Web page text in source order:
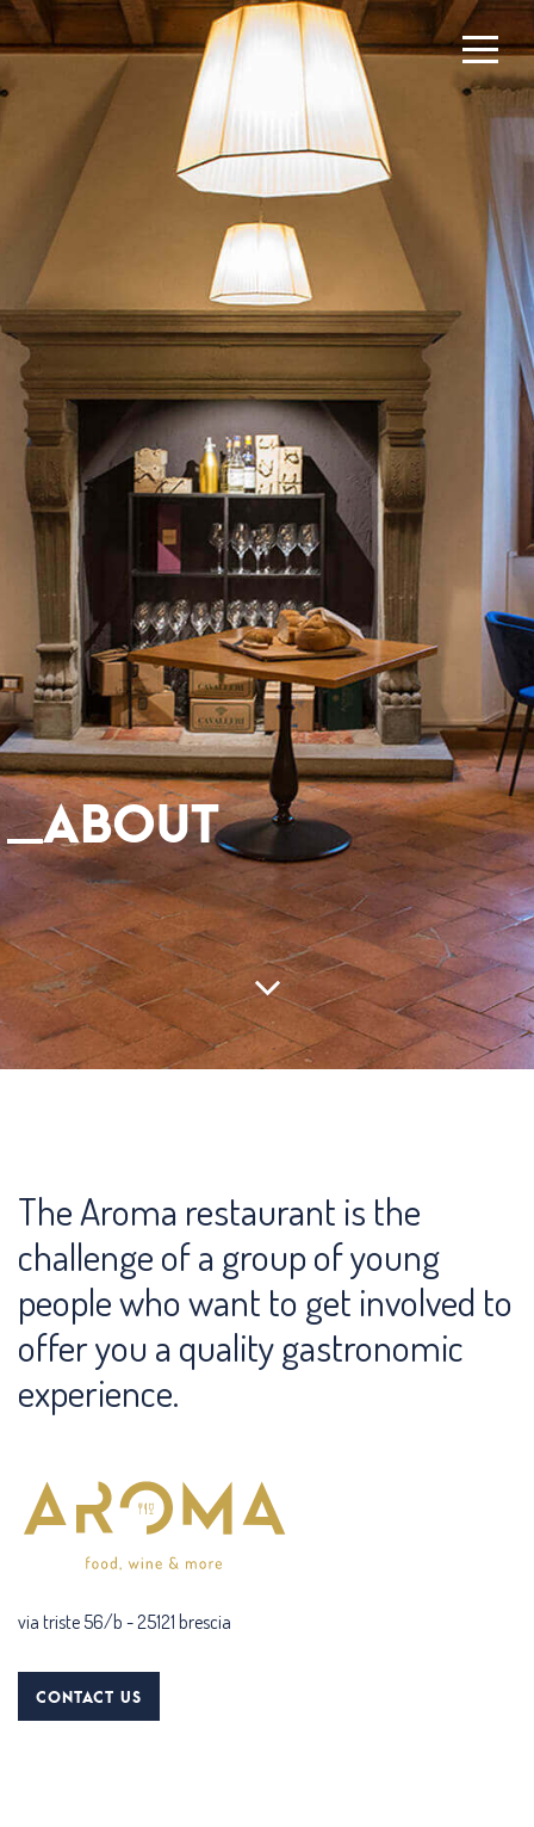
GALLERY
CONTACTS
EN
ABOUT
The Aroma restaurant is the
challenge of a group of young
people who want to get involved to
offer you a quality gastronomic
experience.
via triste 56/b -25121 brescia
CONTACT US